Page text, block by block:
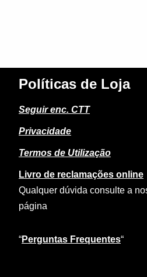
Políticas de Loja
Seguir enc. CTT
Privacidade
Termos de Utilização
Livro de reclamações online
Qualquer dúvida consulte a
página
“Perguntas Frequentes“